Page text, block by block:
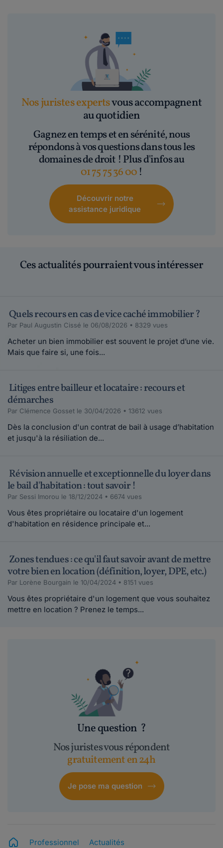
Nos juristes expertsvous accompagnent
au quotidien
Gagnez en temps et en sérénité, nous
répondons à vos questions dans tous les
domaines de droit ! Plus d'infos au
01 75 75 36 00 !
Découvrir notre
assistance juridique
Ces actualités pourraient vous intéresser
Quels recours en cas de vice caché immobilier ?
Par Paul Augustin Cissé le 06/08/2026 • 8329 vues
Acheter un bien immobilier est souvent le projet d’une vie.
Mais que faire si, une fois...
Litiges entre bailleur et locataire : recours et
démarches
Par Clémence Gosset le 30/04/2026 • 13612 vues
Dès la conclusion d'un contrat de bail à usage d’habitation
et jusqu'à la résiliation de...
Révision annuelle et exceptionnelle du loyer dans
le bail d'habitation : tout savoir !
Par Sessi Imorou le 18/12/2024 • 6674 vues
Vous êtes propriétaire ou locataire d'un logement
d'habitation en résidence principale et...
Zones tendues : ce qu'il faut savoir avant de mettre
votre bien en location (définition, loyer, DPE, etc.)
Par Lorène Bourgain le 10/04/2024 • 8151 vues
Vous êtes propriétaire d'un logement que vous souhaitez
mettre en location ? Prenez le temps...
Une question ?
Nos juristes vous répondent
gratuitement en 24h
Je pose ma question
Professionnel
Actualités